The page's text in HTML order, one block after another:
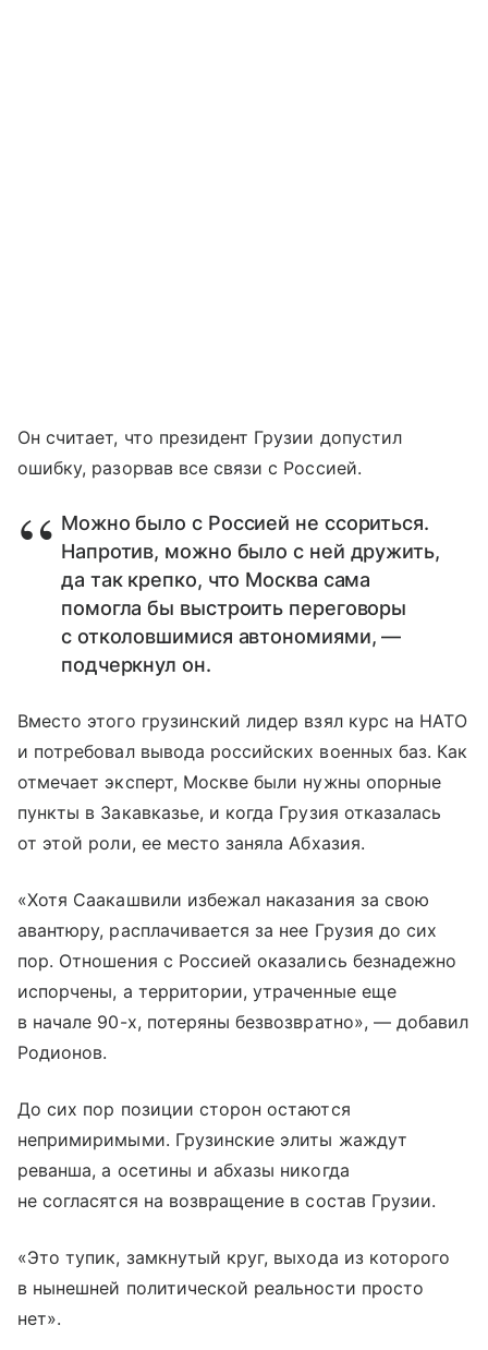
Он считает, что президент Грузии допустил
ошибку, разорвав все связи с Россией.
Можно было с Россией не ссориться.
Напротив, можно было с ней дружить,
да так крепко, что Москва сама
помогла бы выстроить переговоры
с отколовшимися автономиями, —
подчеркнул он.
Вместо этого грузинский лидер взял курс на НАТО
и потребовал вывода российских военных баз. Как
отмечает эксперт, Москве были нужны опорные
пункты в Закавказье, и когда Грузия отказалась
от этой роли, ее место заняла Абхазия.
«Хотя Саакашвили избежал наказания за свою
авантюру, расплачивается за нее Грузия до сих
пор. Отношения с Россией оказались безнадежно
испорчены, а территории, утраченные еще
в начале 90-х, потеряны безвозвратно», — добавил
Родионов.
До сих пор позиции сторон остаются
непримиримыми. Грузинские элиты жаждут
реванша, а осетины и абхазы никогда
не согласятся на возвращение в состав Грузии.
«Это тупик, замкнутый круг, выхода из которого
в нынешней политической реальности просто
нет».